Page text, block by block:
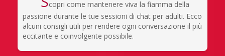
copri come mantenere viva la fiamma della
passione durante le tue sessioni di chat per adulti. Ecco
alcuni consigli utili per rendere ogni conversazione il più
eccitante e coinvolgente possibile.